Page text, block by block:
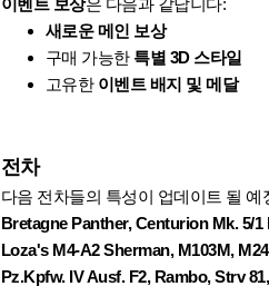
이벤트 보상은 다음과 같답니다:
새로운 메인 보상
구매 가능한 특별 3D 스타일
고유한 이벤트 배지 및 메달
전차
다음 전차들의 특성이 업데이트 될 예
Bretagne Panther, Centurion Mk. 5/
Loza's M4-A2 Sherman, M103M,
Pz.Kpfw. IV Ausf. F2, Rambo, Strv